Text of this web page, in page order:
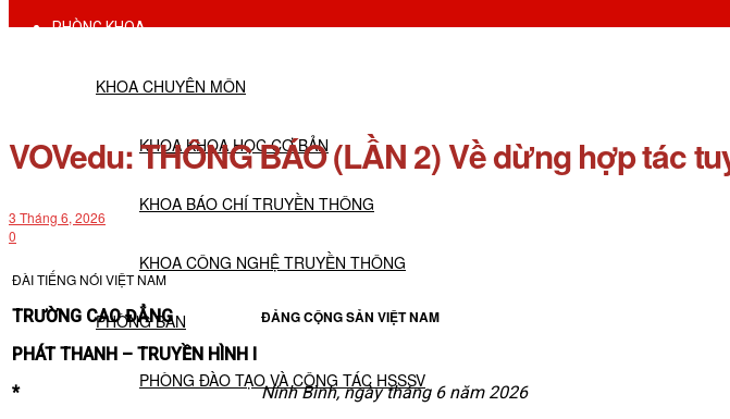
PHÒNG KHOA
KHOA CHUYÊN MÔN
KHOA KHOA HỌC CƠ BẢN
KHOA BÁO CHÍ TRUYỀN THÔNG
KHOA CÔNG NGHỆ TRUYỀN THÔNG
PHÒNG BAN
PHÒNG ĐÀO TẠO VÀ CÔNG TÁC HSSSV
VOVedu: THÔNG BÁO (LẦN 2) Về dừng hợp tác
3 Tháng 6, 2026
0
ĐÀI TIẾNG NÓI VIỆT NAM
TRƯỜNG CAO ĐẲNG
PHÁT THANH – TRUYỀN HÌNH I
*
ĐẢNG CỘNG SẢN VIỆT NAM
Ninh Bình, ngày tháng 6 năm 2026